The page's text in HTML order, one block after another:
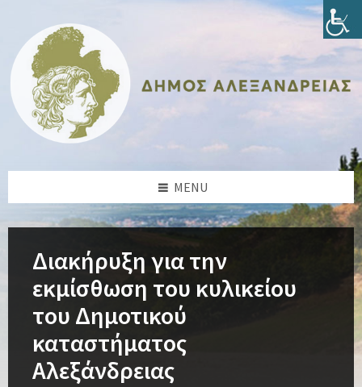
content
sidebar
sidebar
footer
MENU
Διακήρυξη για την
εκμίσθωση του κυλικείου
του Δημοτικού
καταστήματος
Αλεξάνδρειας